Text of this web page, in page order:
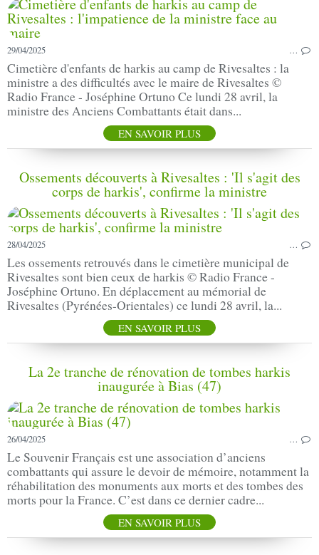
29/04/2025 …
Cimetière d'enfants de harkis au camp de Rivesaltes : la
ministre a des difficultés avec le maire de Rivesaltes ©
Radio France - Joséphine Ortuno Ce lundi 28 avril, la
ministre des Anciens Combattants était dans...
EN SAVOIR PLUS
Ossements découverts à Rivesaltes : 'Il s'agit des
corps de harkis', confirme la ministre
28/04/2025 …
Les ossements retrouvés dans le cimetière municipal de
Rivesaltes sont bien ceux de harkis © Radio France -
Joséphine Ortuno. En déplacement au mémorial de
Rivesaltes (Pyrénées-Orientales) ce lundi 28 avril, la...
EN SAVOIR PLUS
La 2e tranche de rénovation de tombes harkis
inaugurée à Bias (47)
26/04/2025 …
Le Souvenir Français est une association d’anciens
combattants qui assure le devoir de mémoire, notamment la
réhabilitation des monuments aux morts et des tombes des
morts pour la France. C’est dans ce dernier cadre...
EN SAVOIR PLUS